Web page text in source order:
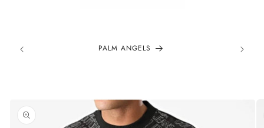
PALM ANGELS
informazioni
sul prodotto